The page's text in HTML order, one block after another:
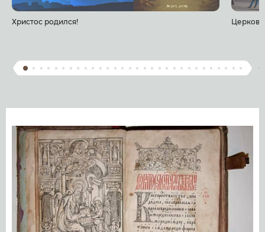
Христос родился! Церковь